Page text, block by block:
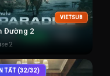
VIETSUB
Đường 2
2
TẤT (32/32)